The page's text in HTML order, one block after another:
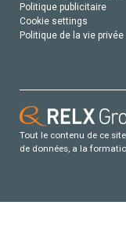
Politique publicitaire
Cookie settings
Politique de la vie privée
Tout le contenu de ce
de données, a la